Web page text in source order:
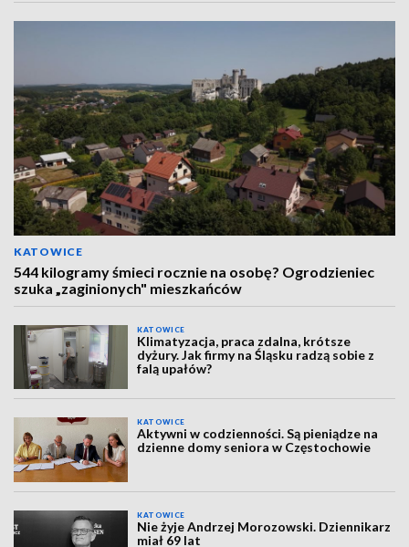
KATOWICE
544 kilogramy śmieci rocznie na osobę? Ogrodzieniec
szuka „zaginionych" mieszkańców
KATOWICE
Klimatyzacja, praca zdalna, krótsze
dyżury. Jak firmy na Śląsku radzą sobie z
falą upałów?
KATOWICE
Aktywni w codzienności. Są pieniądze na
dzienne domy seniora w Częstochowie
KATOWICE
Nie żyje Andrzej Morozowski. Dziennikarz
miał 69 lat